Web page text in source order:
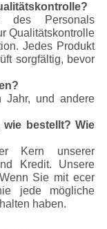
des Personals
Qualitätskontrolle
Jedes Produkt
sorgfältig, bevor
und andere
wie bestellt? Wie
Kern unserer
Kredit. Unsere
Sie mit ecer
jede mögliche
haben.